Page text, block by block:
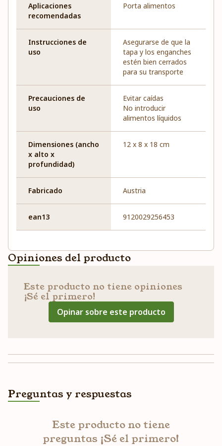
Aplicaciones
recomendadas
Porta alimentos
Instrucciones de
uso
Asegurarse de que la
tapa y los enganches
estén bien cerrados
para su transporte
Precauciones de
uso
Evitar caídas
No introducir
alimentos líquidos
Dimensiones (ancho
x alto x
profundidad)
12 x 8 x 18 cm
Fabricado Austria
ean13 9120029256453
Opiniones del producto
Este producto no tiene opiniones
¡Sé el primero!
Opinar sobre este producto
Preguntas y respuestas
Este producto no tiene
preguntas ¡Sé el primero!